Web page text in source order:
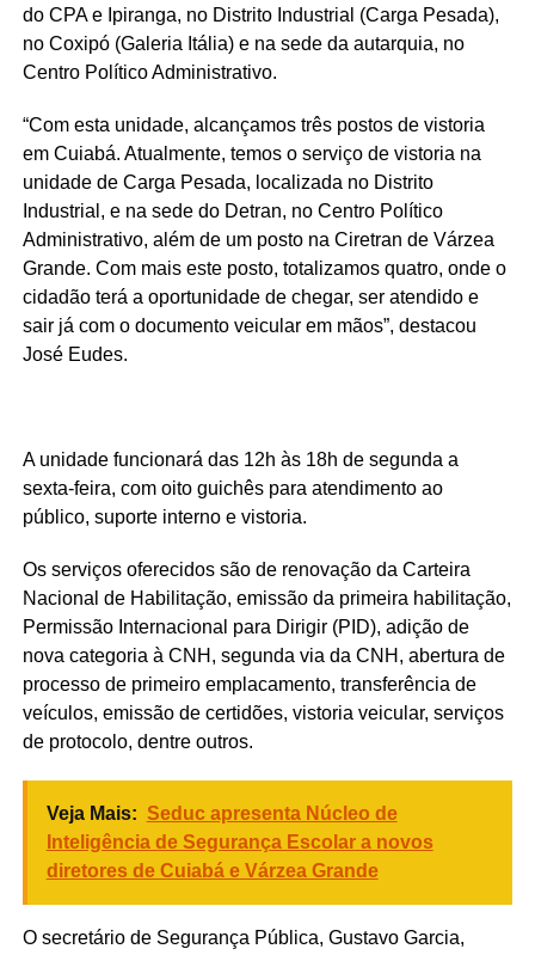
do CPA e Ipiranga, no Distrito Industrial (Carga Pesada),
no Coxipó (Galeria Itália) e na sede da autarquia, no
Centro Político Administrativo.
“Com esta unidade, alcançamos três postos de vistoria
em Cuiabá. Atualmente, temos o serviço de vistoria na
unidade de Carga Pesada, localizada no Distrito
Industrial, e na sede do Detran, no Centro Político
Administrativo, além de um posto na Ciretran de Várzea
Grande. Com mais este posto, totalizamos quatro, onde o
cidadão terá a oportunidade de chegar, ser atendido e
sair já com o documento veicular em mãos”, destacou
José Eudes.
A unidade funcionará das 12h às 18h de segunda a
sexta-feira, com oito guichês para atendimento ao
público, suporte interno e vistoria.
Os serviços oferecidos são de renovação da Carteira
Nacional de Habilitação, emissão da primeira habilitação,
Permissão Internacional para Dirigir (PID), adição de
nova categoria à CNH, segunda via da CNH, abertura de
processo de primeiro emplacamento, transferência de
veículos, emissão de certidões, vistoria veicular, serviços
de protocolo, dentre outros.
Veja Mais: Seduc apresenta Núcleo de
Inteligência de Segurança Escolar a novos
diretores de Cuiabá e Várzea Grande
O secretário de Segurança Pública, Gustavo Garcia,